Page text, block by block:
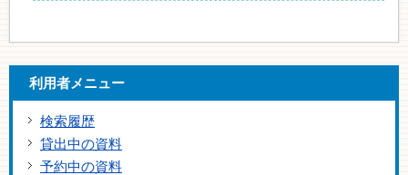
利用者メニュー
検索履歴
貸出中の資料
予約中の資料